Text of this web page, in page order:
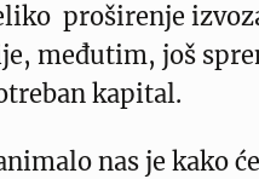
proširenje
međutim, još
kapital.
nas je kako